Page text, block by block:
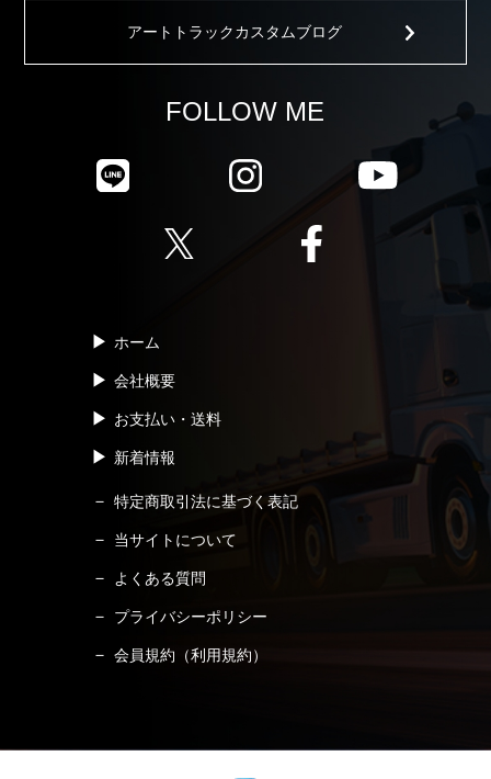
アートトラックカスタムブログ
FOLLOW ME
ホーム
会社概要
お支払い・送料
新着情報
特定商取引法に基づく表記
当サイトについて
よくある質問
プライバシーポリシー
会員規約（利用規約）